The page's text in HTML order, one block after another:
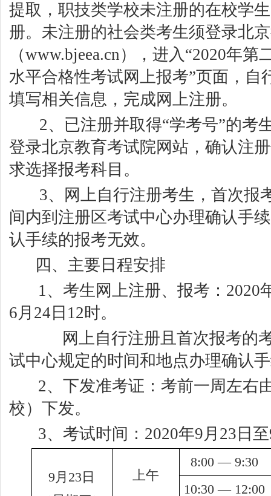
提取，职技类学校未注册的在校学
册。未注册的社会类考生须登录北
（www.bjeea.cn），进入“2020年第
水平合格性考试网上报考”页面，自
填写相关信息，完成网上注册。
2、 已注册并取得“学考号”的考
登录北京教育考试院网站，确认注
求选择报考科目。
3、
网上自行注册考生，首次报
间内到注册区考试中心办理确认手
认手续的报考无效。
四、主要日程安排
1、考生网上注册、报考： 2020
6月 24 日 12时。
网上自行注册且首次报考的
试中心规定的时间和地点办理确认
2、下发准考证：考前一周左右
校）下发。
3、考试时间： 2020年9月 23 日至
9 月 23 日
上午
8:00 — 9:30
10:30 — 12:00